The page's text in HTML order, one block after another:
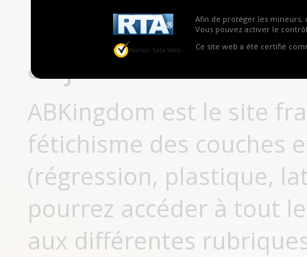
Afin de protéger les mineurs,
Vous pouvez activer le
Ce site web a été certifié
Pas encore
aujourd'hui
ABKingdom est le site
fétichisme des couches
(régression, plastique,
pourrez accéder à tout
aux différentes